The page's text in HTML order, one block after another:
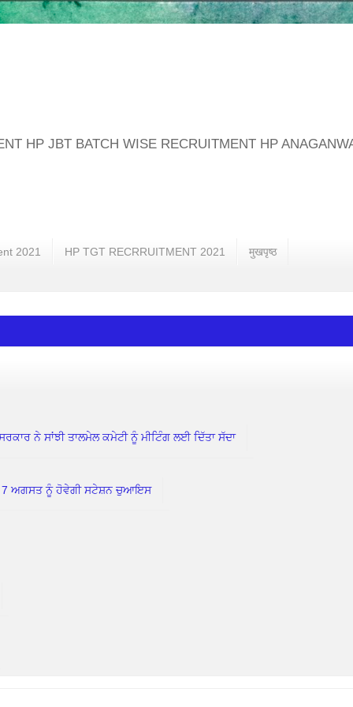
HP JBT BATCH WISE RECRUITMENT HP
2021 HP TGT RECRRUITMENT 2021 मुखपृष्ठ
ਨੇ ਸਾਂਝੀ ਤਾਲਮੇਲ ਕਮੇਟੀ ਨੂੰ ਮੀਟਿੰਗ ਲਈ ਦਿੱਤਾ ਸੱਦਾ
7 ਅਗਸਤ ਨੂੰ ਹੋਵੇਗੀ ਸਟੇਸ਼ਨ ਚੁਆਇਸ